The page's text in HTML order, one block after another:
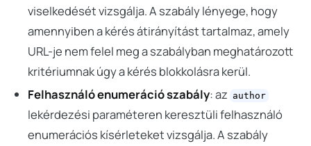
viselkedését vizsgálja. A szabály lényege, hogy
amennyiben a kérés átirányítást tartalmaz, amely
URL-je nem felel meg a szabályban meghatározott
kritériumnak úgy a kérés blokkolásra kerül.
Felhasználó enumeráció szabály: az author
lekérdezési paraméteren keresztüli felhasználó
enumerációs kísérleteket vizsgálja. A szabály